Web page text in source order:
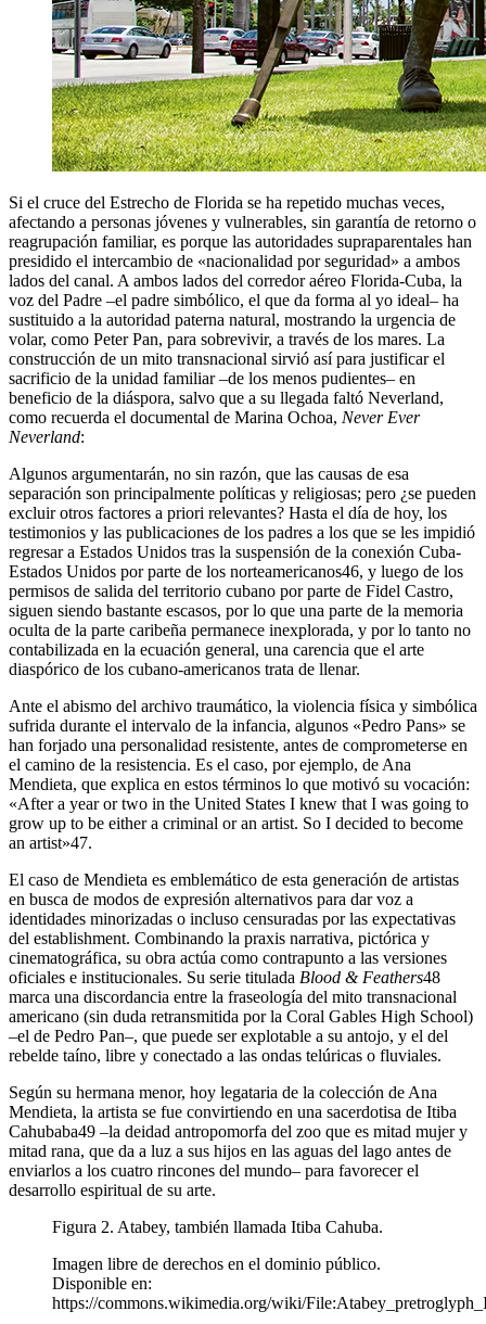
Si el cruce del Estrecho de Florida se ha repetido muchas veces,
afectando a personas jóvenes y vulnerables, sin garantía de retorno o
reagrupación familiar, es porque las autoridades supraparentales han
presidido el intercambio de «nacionalidad por seguridad» a ambos
lados del canal. A ambos lados del corredor aéreo Florida-Cuba, la
voz del Padre –el padre simbólico, el que da forma al yo ideal– ha
sustituido a la autoridad paterna natural, mostrando la urgencia de
volar, como Peter Pan, para sobrevivir, a través de los mares. La
construcción de un mito transnacional sirvió así para justificar el
sacrificio de la unidad familiar –de los menos pudientes– en
beneficio de la diáspora, salvo que a su llegada faltó Neverland,
como recuerda el documental de Marina Ochoa, Never Ever
Neverland:
Algunos argumentarán, no sin razón, que las causas de esa
separación son principalmente políticas y religiosas; pero ¿se pueden
excluir otros factores a priori relevantes? Hasta el día de hoy, los
testimonios y las publicaciones de los padres a los que se les impidió
regresar a Estados Unidos tras la suspensión de la conexión Cuba-
Estados Unidos por parte de los norteamericanos46, y luego de los
permisos de salida del territorio cubano por parte de Fidel Castro,
siguen siendo bastante escasos, por lo que una parte de la memoria
oculta de la parte caribeña permanece inexplorada, y por lo tanto no
contabilizada en la ecuación general, una carencia que el arte
diaspórico de los cubano-americanos trata de llenar.
Ante el abismo del archivo traumático, la violencia física y simbólica
sufrida durante el intervalo de la infancia, algunos «Pedro Pans» se
han forjado una personalidad resistente, antes de comprometerse en
el camino de la resistencia. Es el caso, por ejemplo, de Ana
Mendieta, que explica en estos términos lo que motivó su vocación:
«After a year or two in the United States I knew that I was going to
grow up to be either a criminal or an artist. So I decided to become
an artist»47.
El caso de Mendieta es emblemático de esta generación de artistas
en busca de modos de expresión alternativos para dar voz a
identidades minorizadas o incluso censuradas por las expectativas
del establishment. Combinando la praxis narrativa, pictórica y
cinematográfica, su obra actúa como contrapunto a las versiones
oficiales e institucionales. Su serie titulada Blood & Feathers48
marca una discordancia entre la fraseología del mito transnacional
americano (sin duda retransmitida por la Coral Gables High School)
–el de Pedro Pan–, que puede ser explotable a su antojo, y el del
rebelde taíno, libre y conectado a las ondas telúricas o fluviales.
Según su hermana menor, hoy legataria de la colección de Ana
Mendieta, la artista se fue convirtiendo en una sacerdotisa de Itiba
Cahubaba49 –la deidad antropomorfa del zoo que es mitad mujer y
mitad rana, que da a luz a sus hijos en las aguas del lago antes de
enviarlos a los cuatro rincones del mundo– para favorecer el
desarrollo espiritual de su arte.
Figura 2. Atabey, también llamada Itiba Cahuba.
Imagen libre de derechos en el dominio público.
Disponible en:
https://commons.wikimedia.org/wiki/